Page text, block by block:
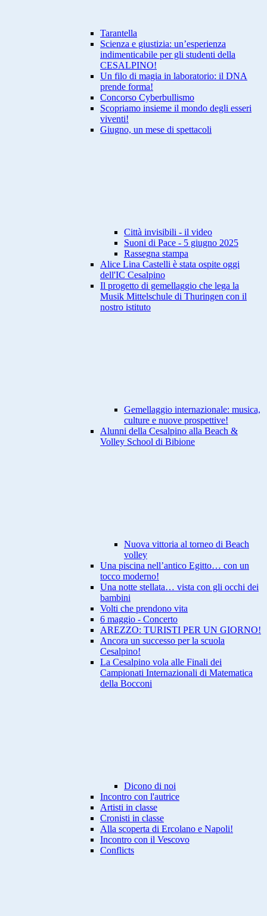
Tarantella
Scienza e giustizia: un’esperienza
indimenticabile per gli studenti della
CESALPINO!
Un filo di magia in laboratorio: il DNA
prende forma!
Concorso Cyberbullismo
Scopriamo insieme il mondo degli esseri
viventi!
Giugno, un mese di spettacoli
Città invisibili - il video
Suoni di Pace - 5 giugno 2025
Rassegna stampa
Alice Lina Castelli è stata ospite oggi
dell'IC Cesalpino
Il progetto di gemellaggio che lega la
Musik Mittelschule di Thuringen con il
nostro istituto
Gemellaggio internazionale: musica,
culture e nuove prospettive!
Alunni della Cesalpino alla Beach &
Volley School di Bibione
Nuova vittoria al torneo di Beach
volley
Una piscina nell’antico Egitto… con un
tocco moderno!
Una notte stellata… vista con gli occhi dei
bambini
Volti che prendono vita
6 maggio - Concerto
AREZZO: TURISTI PER UN GIORNO!
Ancora un successo per la scuola
Cesalpino!
La Cesalpino vola alle Finali dei
Campionati Internazionali di Matematica
della Bocconi
Dicono di noi
Incontro con l'autrice
Artisti in classe
Cronisti in classe
Alla scoperta di Ercolano e Napoli!
Incontro con il Vescovo
Conflicts